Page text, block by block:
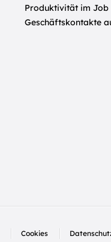
Produktivität im Job
Geschäftskontakte
Cookies